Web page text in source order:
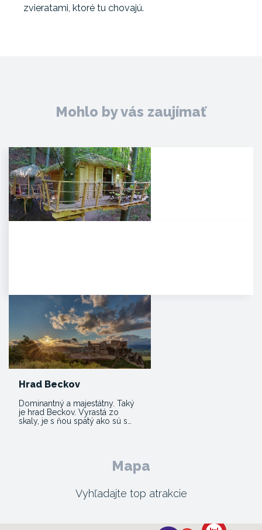
zvieratami, ktoré tu chovajú.
Mohlo by vás zaujímať
Hrad Beckov
Dominantný a majestátny. Taký
je hrad Beckov. Vyrastá zo
skaly, je s ňou spätý ako sú s…
Mapa
Vyhľadajte top atrakcie